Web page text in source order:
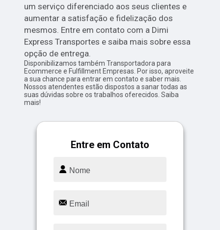
um serviço diferenciado aos seus clientes e
aumentar a satisfação e fidelização dos
mesmos. Entre em contato com a Dimi
Express Transportes e saiba mais sobre essa
opção de entrega.
Disponibilizamos também Transportadora para
Ecommerce e Fulfillment Empresas. Por isso, aproveite
a sua chance para entrar em contato e saber mais.
Nossos atendentes estão dispostos a sanar todas as
suas dúvidas sobre os trabalhos oferecidos. Saiba
mais!
Entre em Contato